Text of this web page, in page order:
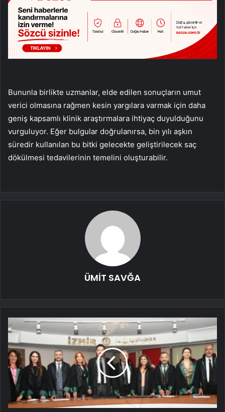
Bununla birlikte uzmanlar, elde edilen sonuçların umut
verici olmasına rağmen kesin yargılara varmak için daha
geniş kapsamlı klinik araştırmalara ihtiyaç duyulduğunu
vurguluyor. Eğer bulgular doğrulanırsa, bin yılı aşkın
süredir kullanılan bu bitki gelecekte geliştirilecek saç
dökülmesi tedavilerinin temelini oluşturabilir.
ÜMİT SAVĞA